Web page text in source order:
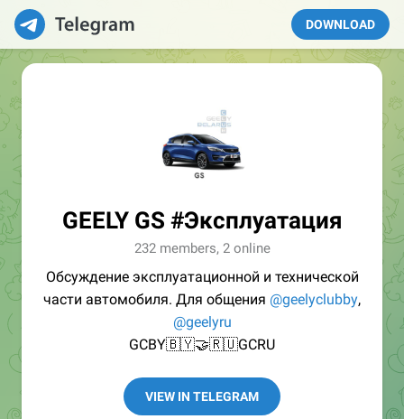
DOWNLOAD
GEELY GS #Эксплуатация
232 members, 2 online
Обсуждение эксплуатационной и технической
части автомобиля. Для общения @geelyclubby,
@geelyru
GCBY🇧🇾🤝🇷🇺GCRU
VIEW IN TELEGRAM